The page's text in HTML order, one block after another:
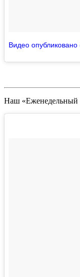
Видео опубликовано
Наш «Еженедельный